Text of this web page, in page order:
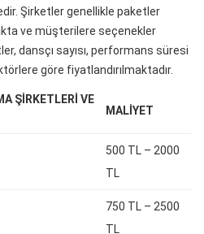
Şirketler genellikle paketler
ve müşterilere seçenekler
dansçı sayısı, performans süresi
göre fiyatlandırılmaktadır.
ŞIRKETLERI VE
MALIYET
500 TL – 2000
TL
750 TL – 2500
TL